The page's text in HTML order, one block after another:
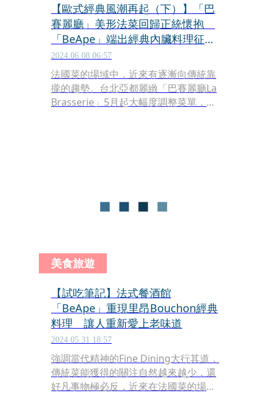
【歐式經典風潮再起（下）】「巴
賽麗廳」美形法菜回歸正統懷抱
「BeApe」端出經典內臟料理征服
饕客
2024.06.08 06:57
法國菜的場域中，近來有逐漸向傳統靠
攏的趨勢。台北亞都麗緻「巴賽麗廳La
Brasserie」5月起大幅度調整菜單，涵
美食旅遊
【試吃筆記】法式餐酒館
「BeApe」重現里昂Bouchon經典
料理 讓人重新愛上老味道
2024.05.31 18:57
強調當代精神的Fine Dining大行其道，
傳統菜能獲得的關注自然越來越少，還
好凡事物極必反，近來在法國菜的場